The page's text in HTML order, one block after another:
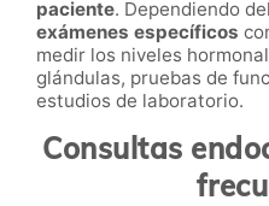
paciente. Dependiendo
exámenes específicos
medir los niveles
glándulas, pruebas de
estudios de laboratorio.
Consultas